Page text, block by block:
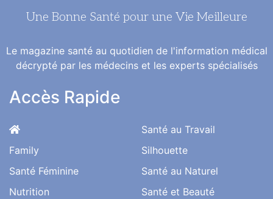
Une Bonne Santé pour une Vie Meilleure
Le magazine santé au quotidien de l'information médical
décrypté par les médecins et les experts spécialisés
Accès Rapide
Family
Santé Féminine
Nutrition
Santé au Travail
Silhouette
Santé au Naturel
Santé et Beauté